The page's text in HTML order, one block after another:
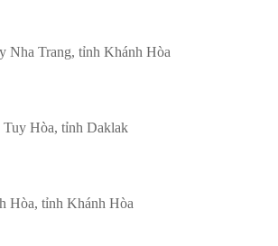
Nha Trang, tỉnh Khánh Hòa
Hòa, tỉnh Daklak
Hòa, tỉnh Khánh Hòa